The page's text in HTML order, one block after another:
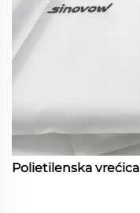
Polietilenska vrećica